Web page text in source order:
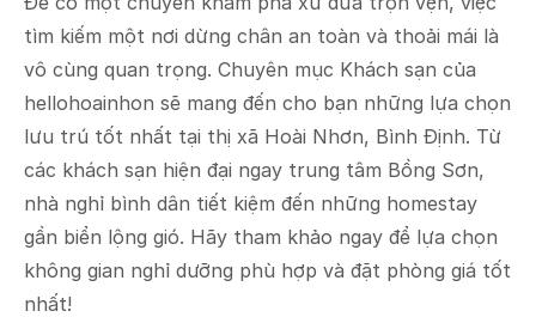
tìm kiếm một nơi dừng chân an toàn và thoải mái là
vô cùng quan trọng. Chuyên mục Khách sạn của
hellohoainhon sẽ mang đến cho bạn những lựa chọn
lưu trú tốt nhất tại thị xã Hoài Nhơn, Bình Định. Từ
các khách sạn hiện đại ngay trung tâm Bồng Sơn,
nhà nghỉ bình dân tiết kiệm đến những homestay
gần biển lộng gió. Hãy tham khảo ngay để lựa chọn
không gian nghỉ dưỡng phù hợp và đặt phòng giá tốt
nhất!